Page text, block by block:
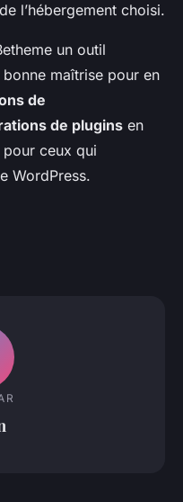
l’hébergement choisi.
un outil
maîtrise pour en
de
de plugins en
ceux qui
WordPress.